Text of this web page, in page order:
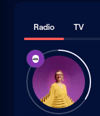
Radio TV
Studio
Brussel